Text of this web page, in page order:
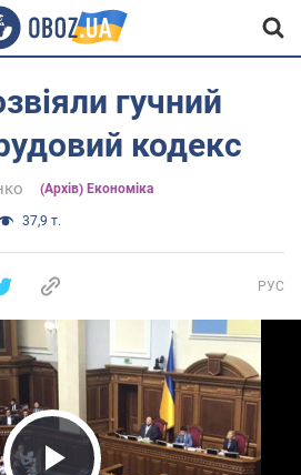
гучний
кодекс
(Архів) Економіка
37,9 т.
РУС